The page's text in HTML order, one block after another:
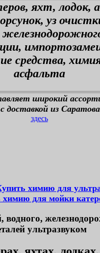
яхт, лодок,
уз
химия
асфальта
широкий
из Саратова
здесь
химию для
химию для мойки
ультразвуком